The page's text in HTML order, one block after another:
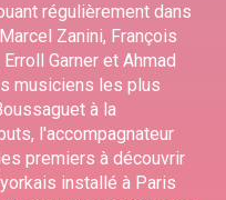
régulièrement dans
Zanini, François
Garner et Ahmad
musiciens les plus
à la
l'accompagnateur
premiers à découvrir
installé à Paris